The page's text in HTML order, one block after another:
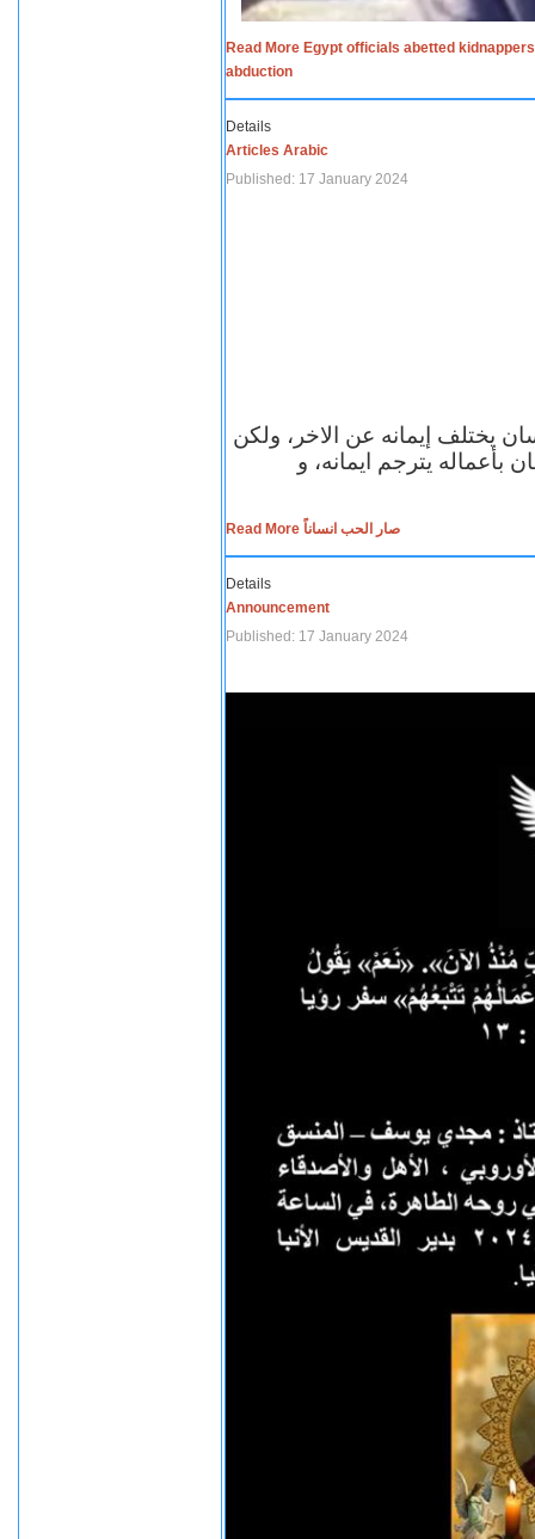
Read More Egypt officials abetted
abduction
Details
Articles Arabic
Published: 17 January 2024
يختلف إيمانه عن الاخر، ولكن
بأعماله يترجم ايمانه، و
Read More صار الحب انساناً
Details
Announcement
Published: 17 January 2024